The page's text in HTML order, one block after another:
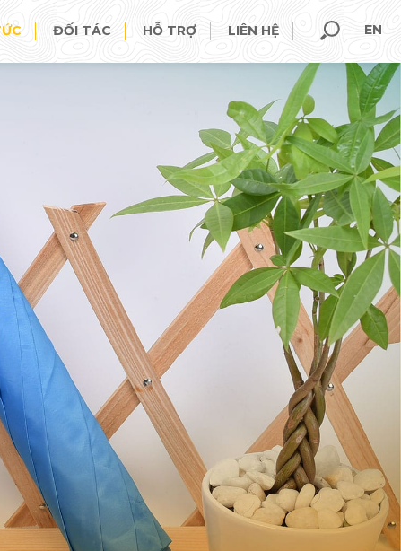
EN
ĐỐI TÁC HỖ TRỢ LIÊN HỆ